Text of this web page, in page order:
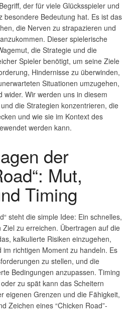
der für viele Glücksspieler und
besondere Bedeutung hat. Es ist das
die Nerven zu strapazieren und
Dieser spielerische
die Strategie und die
Spieler benötigt, um seine Ziele
Hindernisse zu überwinden,
Situationen umzugehen,
wider. Wir werden uns in diesem
die Strategien konzentrieren, die
und wie sie im Kontext des
werden kann.
der
Mut,
Timing
steht die simple Idee: Ein schnelles,
Ziel zu erreichen. Übertragen auf die
kalkulierte Risiken einzugehen,
richtigen Moment zu handeln. Es
zu stellen, und die
Bedingungen anzupassen. Timing
zu spät kann das Scheitern
eigenen Grenzen und die Fähigkeit,
Zeichen eines “Chicken Road”-